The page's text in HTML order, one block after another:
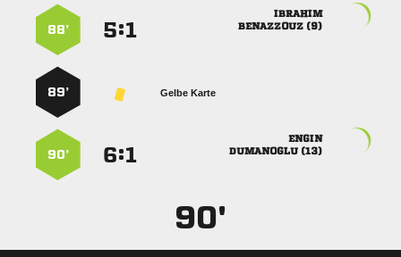

 
:
88’
Gelbe Karte
89’

 
:
90’
90'